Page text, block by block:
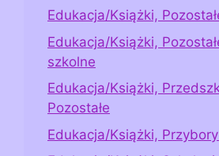
Edukacja/Książki,
Edukacja/Książki,
szkolne
Edukacja/Książki,
Pozostałe
Edukacja/Książki,